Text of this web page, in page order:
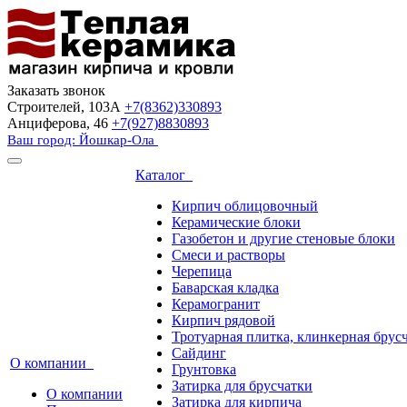
Заказать звонок
Строителей, 103А +7(8362)330893
Анциферова, 46 +7(927)8830893
Ваш город: Йошкар-Ола
О компании
О компании
Каталог
Кирпич облицовочный
Керамические блоки
Газобетон и другие стеновые блоки
Смеси и растворы
Черепица
Баварская кладка
Керамогранит
Кирпич рядовой
Тротуарная плитка, клинкерная
Сайдинг
Грунтовка
Затирка для брусчатки
Затирка для кирпича